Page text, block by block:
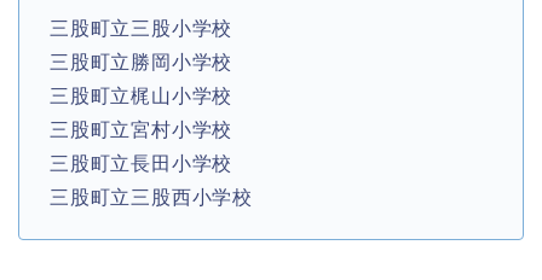
三股町立三股小学校
三股町立勝岡小学校
三股町立梶山小学校
三股町立宮村小学校
三股町立長田小学校
三股町立三股西小学校